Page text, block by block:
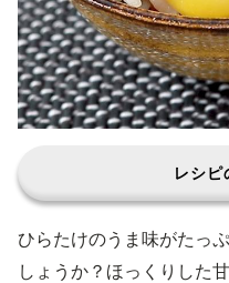
レシピ
ひらたけのうま味がたっ
しょうか？ほっくりした